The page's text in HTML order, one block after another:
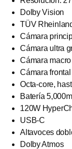
Dolby Vision
TÜV
Cámara
Cámara ultra
Cámara
Cámara
Octa-core,
Batería
120W
USB-C
Altavoces
Dolby Atmos